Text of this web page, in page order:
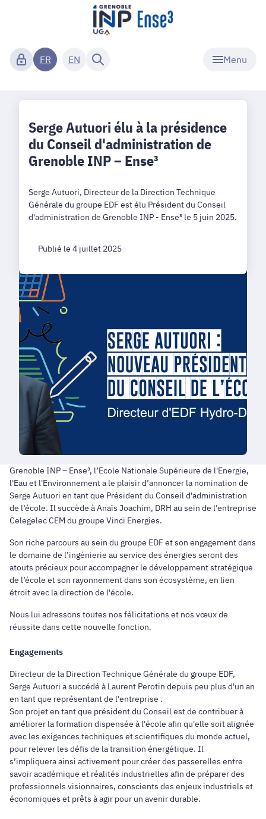
Menu
FR EN
Serge Autuori élu à la présidence
du Conseil d'administration de
Grenoble INP – Ense³
Serge Autuori, Directeur de la Direction Technique
Générale du groupe EDF est élu Président du Conseil
d'administration de Grenoble INP - Ense³ le 5 juin 2025.
Publié le 4 juillet 2025
Grenoble INP – Ense³, l’Ecole Nationale Supérieure de l'Energie,
l'Eau et l'Environnement a le plaisir d’annoncer la nomination de
Serge Autuori en tant que Président du Conseil d'administration
de l’école. Il succède à Anaïs Joachim, DRH au sein de l'entreprise
Celegelec CEM du groupe Vinci Energies.
Son riche parcours au sein du groupe EDF et son engagement dans
le domaine de l’ingénierie au service des énergies seront des
atouts précieux pour accompagner le développement stratégique
de l’école et son rayonnement dans son écosystème, en lien
étroit avec la direction de l'école.
Nous lui adressons toutes nos félicitations et nos vœux de
réussite dans cette nouvelle fonction.
Engagements
Directeur de la Direction Technique Générale du groupe EDF,
Serge Autuori a succédé à Laurent Perotin depuis peu plus d'un an
en tant que représentant de l'entreprise .
Son projet en tant que président du Conseil est de contribuer à
améliorer la formation dispensée à l'école afin qu'elle soit alignée
avec les exigences techniques et scientifiques du monde actuel,
pour relever les défis de la transition énergétique. Il
s’impliquera ainsi activement pour créer des passerelles entre
savoir académique et réalités industrielles afin de préparer des
professionnels visionnaires, conscients des enjeux industriels et
économiques et prêts à agir pour un avenir durable.